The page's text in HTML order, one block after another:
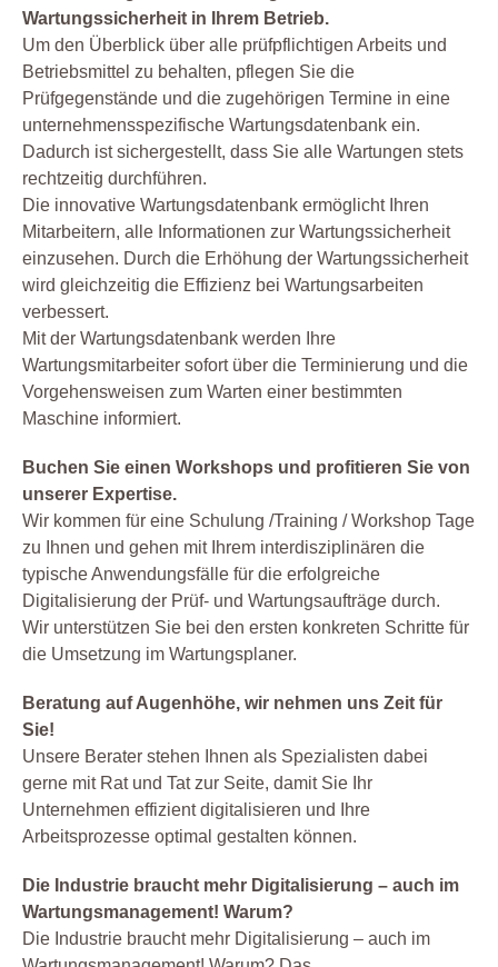
Wartungssicherheit in Ihrem Betrieb.
Um den Überblick über alle prüfpflichtigen Arbeits und
Betriebsmittel zu behalten, pflegen Sie die
Prüfgegenstände und die zugehörigen Termine in eine
unternehmensspezifische Wartungsdatenbank ein.
Dadurch ist sichergestellt, dass Sie alle Wartungen stets
rechtzeitig durchführen.
Die innovative Wartungsdatenbank ermöglicht Ihren
Mitarbeitern, alle Informationen zur Wartungssicherheit
einzusehen. Durch die Erhöhung der Wartungssicherheit
wird gleichzeitig die Effizienz bei Wartungsarbeiten
verbessert.
Mit der Wartungsdatenbank werden Ihre
Wartungsmitarbeiter sofort über die Terminierung und die
Vorgehensweisen zum Warten einer bestimmten
Maschine informiert.
Buchen Sie einen Workshops und profitieren Sie von
unserer Expertise.
Wir kommen für eine Schulung /Training / Workshop Tage
zu Ihnen und gehen mit Ihrem interdisziplinären die
typische Anwendungsfälle für die erfolgreiche
Digitalisierung der Prüf- und Wartungsaufträge durch.
Wir unterstützen Sie bei den ersten konkreten Schritte für
die Umsetzung im Wartungsplaner.
Beratung auf Augenhöhe, wir nehmen uns Zeit für
Sie!
Unsere Berater stehen Ihnen als Spezialisten dabei
gerne mit Rat und Tat zur Seite, damit Sie Ihr
Unternehmen effizient digitalisieren und Ihre
Arbeitsprozesse optimal gestalten können.
Die Industrie braucht mehr Digitalisierung – auch im
Wartungsmanagement! Warum?
Die Industrie braucht mehr Digitalisierung – auch im